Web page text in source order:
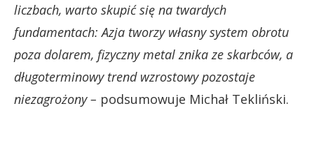
liczbach, warto skupić się na twardych
fundamentach: Azja tworzy własny system obrotu
poza dolarem, fizyczny metal znika ze skarbców, a
długoterminowy trend wzrostowy pozostaje
niezagrożony – podsumowuje Michał Tekliński.